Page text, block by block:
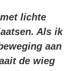
lichte
Als ik
aan
de wieg